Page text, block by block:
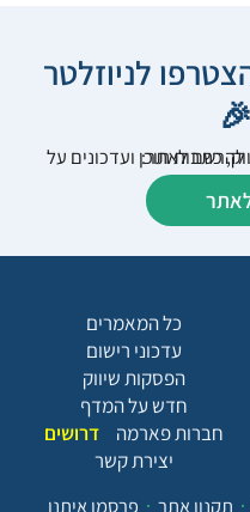
לניוזלטר
על וובינרים וכנסים – נא להרשם לאתר:
כל המאמרים
עדכוני רישום
הפסקות שיווק
חדש על המדף
חברות פארמה
דרושים
יצירת קשר
תקנון אתר פרסמו איתנו